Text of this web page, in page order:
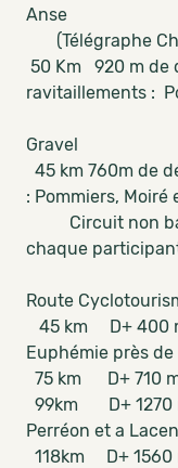
Anse
(Télégraphe
50 Km 920 m de
ravitaillements :
Gravel
45 km 760m de
: Pommiers, Moiré
Circuit non
chaque
Route
45 km D+ 400
Euphémie près
75 km D+ 710
99km D+ 1270
Perréon et a
118km D+